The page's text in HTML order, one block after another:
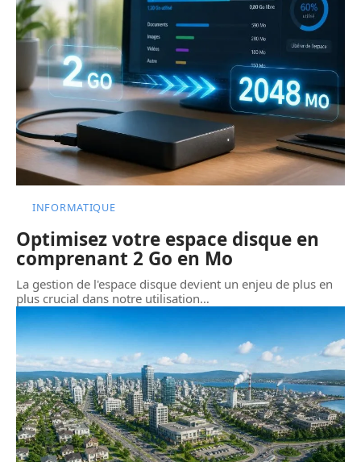
INFORMATIQUE
Optimisez votre espace disque en
comprenant 2 Go en Mo
La gestion de l'espace disque devient un enjeu de plus en
plus crucial dans notre utilisation…